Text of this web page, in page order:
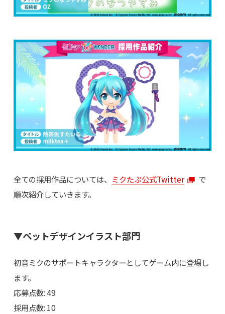
全ての採用作品については、 ミクたぷ公式Twitter
で
順次紹介していきます。
▼ペットデザインイラスト部門
初音ミクのサポートキャラクターとしてゲーム内に登場し
ます。
応募点数: 49
採用点数: 10